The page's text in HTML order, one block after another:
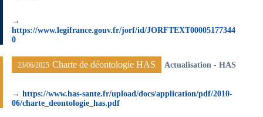
→
https://www.legifrance.gouv.fr/jorf/id/JORFTEXT00005177344
0
23/06/2025 Charte de déontologie HAS Actualisation - HAS
→ https://www.has-sante.fr/upload/docs/application/pdf/2010-
06/charte_deontologie_has.pdf